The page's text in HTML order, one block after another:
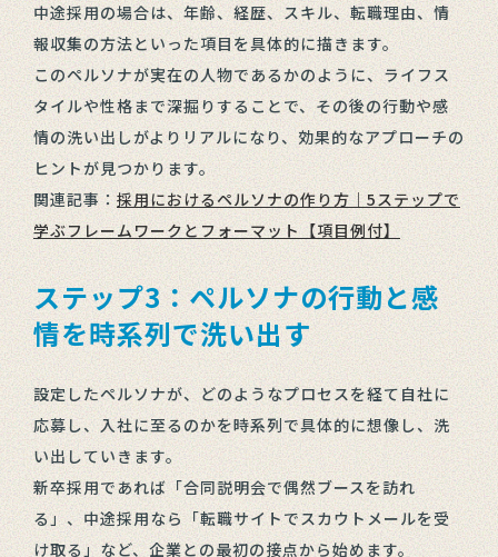
中途採用の場合は、年齢、経歴、スキル、転職理由、情
報収集の方法といった項目を具体的に描きます。
このペルソナが実在の人物であるかのように、ライフス
タイルや性格まで深掘りすることで、その後の行動や感
情の洗い出しがよりリアルになり、効果的なアプローチの
ヒントが見つかります。
関連記事：採用におけるペルソナの作り方｜5ステップで
学ぶフレームワークとフォーマット【項目例付】
ステップ3：ペルソナの行動と感
情を時系列で洗い出す
設定したペルソナが、どのようなプロセスを経て自社に
応募し、入社に至るのかを時系列で具体的に想像し、洗
い出していきます。
新卒採用であれば「合同説明会で偶然ブースを訪れ
る」、中途採用なら「転職サイトでスカウトメールを受
け取る」など、企業との最初の接点から始めます。